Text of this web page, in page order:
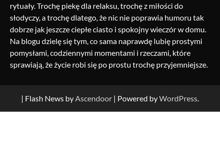
rytuały. Trochę piekę dla relaksu, trochę z miłości do
słodyczy, a trochę dlatego, że nic nie poprawia humoru tak
dobrze jak jeszcze ciepłe ciasto i spokojny wieczór w domu.
Na blogu dzielę się tym, co sama naprawdę lubię prostymi
pomysłami, codziennymi momentami i rzeczami, które
sprawiają, że życie robi się po prostu trochę przyjemniejsze.
| Flash News by Ascendoor | Powered byWordPress